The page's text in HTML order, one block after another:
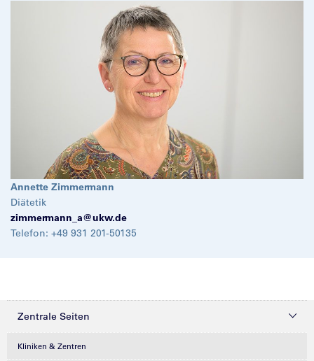
Annette Zimmermann
Diätetik
zimmermann_a@ukw.de
Telefon: +49 931 201-50135
Zentrale Seiten
Kliniken & Zentren